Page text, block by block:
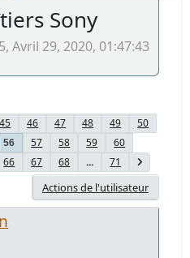
Sony
Avril 29, 2020, 01:47:43
45 46 47 48 49
50
56 57 58 59
60
66 67 68 ... 71
Actions de l'utilisateur